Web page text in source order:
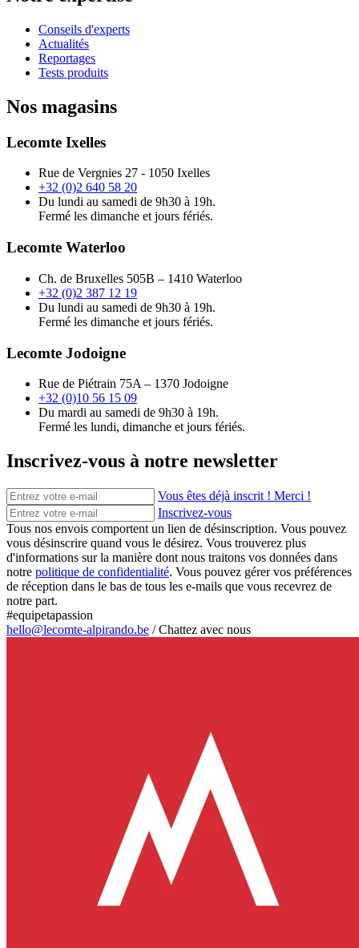
Conseils d'experts
Actualités
Reportages
Tests produits
Nos magasins
Lecomte Ixelles
Rue de Vergnies 27 - 1050 Ixelles
+32 (0)2 640 58 20
Du lundi au samedi de 9h30 à 19h.
Fermé les dimanche et jours fériés.
Lecomte Waterloo
Ch. de Bruxelles 505B – 1410 Waterloo
+32 (0)2 387 12 19
Du lundi au samedi de 9h30 à 19h.
Fermé les dimanche et jours fériés.
Lecomte Jodoigne
Rue de Piétrain 75A – 1370 Jodoigne
+32 (0)10 56 15 09
Du mardi au samedi de 9h30 à 19h.
Fermé les lundi, dimanche et jours fériés.
Inscrivez-vous à notre newsletter
Vous êtes déjà inscrit ! Merci !
Inscrivez-vous
Tous nos envois comportent un lien de désinscription. Vous pouvez
vous désinscrire quand vous le désirez. Vous trouverez plus
d'informations sur la manière dont nous traitons vos données dans
notre politique de confidentialité. Vous pouvez gérer vos préférences
de réception dans le bas de tous les e-mails que vous recevrez de
notre part.
#equipetapassion
hello@lecomte-alpirando.be /Chattez avec nous